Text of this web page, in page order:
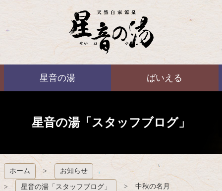
ばいえる
星音の湯 ばいえる
星音の湯「スタッフブログ」
ホーム お知らせ
星音の湯「スタッフブログ」 中秋の名月